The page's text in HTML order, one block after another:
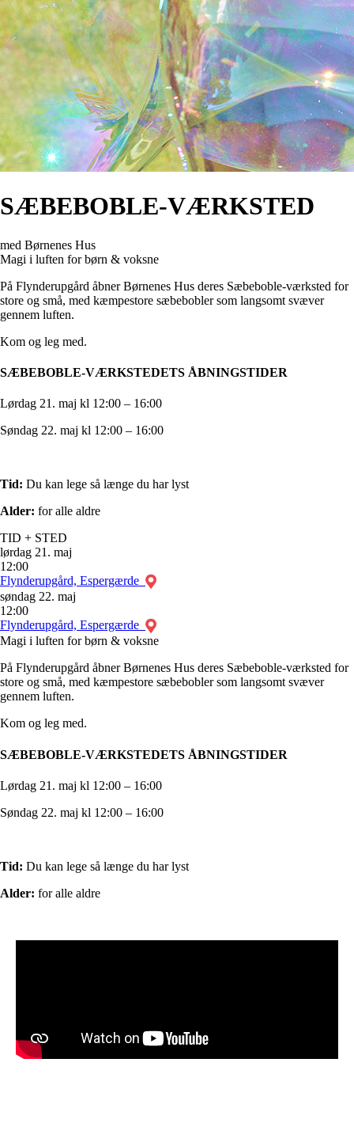
SÆBEBOBLE-VÆRKSTED
med Børnenes Hus
Magi i luften for børn & voksne
På Flynderupgård åbner Børnenes Hus deres Sæbeboble-værksted for
store og små, med kæmpestore sæbebobler som langsomt svæver
gennem luften.
Kom og leg med.
SÆBEBOBLE-VÆRKSTEDETS ÅBNINGSTIDER
Lørdag 21. maj kl 12:00 – 16:00
Søndag 22. maj kl 12:00 – 16:00
Tid: Du kan lege så længe du har lyst
Alder: for alle aldre
TID + STED
lørdag 21. maj
12:00
Flynderupgård, Espergærde
søndag 22. maj
12:00
Flynderupgård, Espergærde
Magi i luften for børn & voksne
På Flynderupgård åbner Børnenes Hus deres Sæbeboble-værksted for
store og små, med kæmpestore sæbebobler som langsomt svæver
gennem luften.
Kom og leg med.
SÆBEBOBLE-VÆRKSTEDETS ÅBNINGSTIDER
Lørdag 21. maj kl 12:00 – 16:00
Søndag 22. maj kl 12:00 – 16:00
Tid: Du kan lege så længe du har lyst
Alder: for alle aldre